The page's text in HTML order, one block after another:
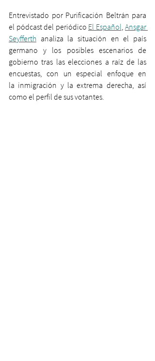
Entrevistado por Purificación Beltrán para
el pódcast del periódico El Español, Ansgar
Seyfferth analiza la situación en el país
germano y los posibles escenarios de
gobierno tras las elecciones a raíz de las
encuestas, con un especial enfoque en
la inmigración y la extrema derecha, así
como el perfil de sus votantes.